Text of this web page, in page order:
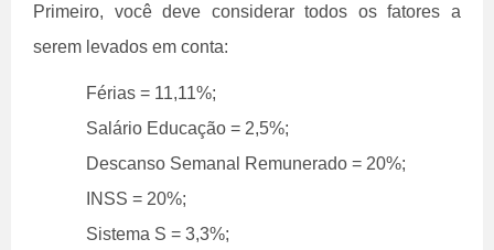
Primeiro, você deve considerar todos os fatores a
serem levados em conta:
Férias = 11,11%;
Salário Educação = 2,5%;
Descanso Semanal Remunerado = 20%;
INSS = 20%;
Sistema S = 3,3%;